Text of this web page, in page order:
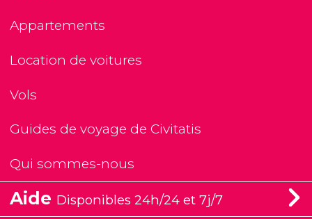
Appartements
Location de voitures
Vols
Guides de voyage de Civitatis
Qui sommes-nous
Aide Disponibles 24h/24 et 7j/7